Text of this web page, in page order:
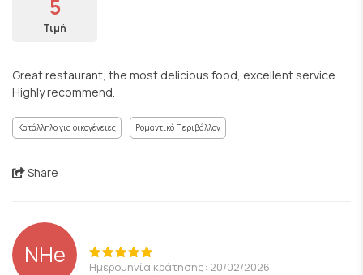
5
Τιμή
Great restaurant, the most delicious food, excellent service.
Highly recommend.
Κατάλληλο για οικογένειες Ρομαντικό Περιβάλλον
Share
NHe Ημερομηνία κράτησης: 20/02/2026